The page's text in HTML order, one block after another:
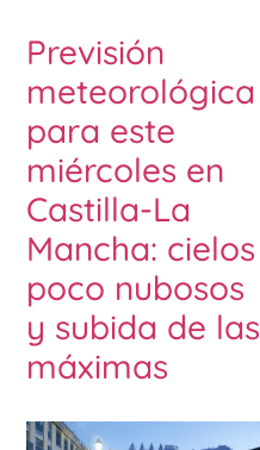
Previsión
meteorológica
para este
miércoles en
Castilla-La
Mancha: cielos
poco nubosos
y subida de las
máximas